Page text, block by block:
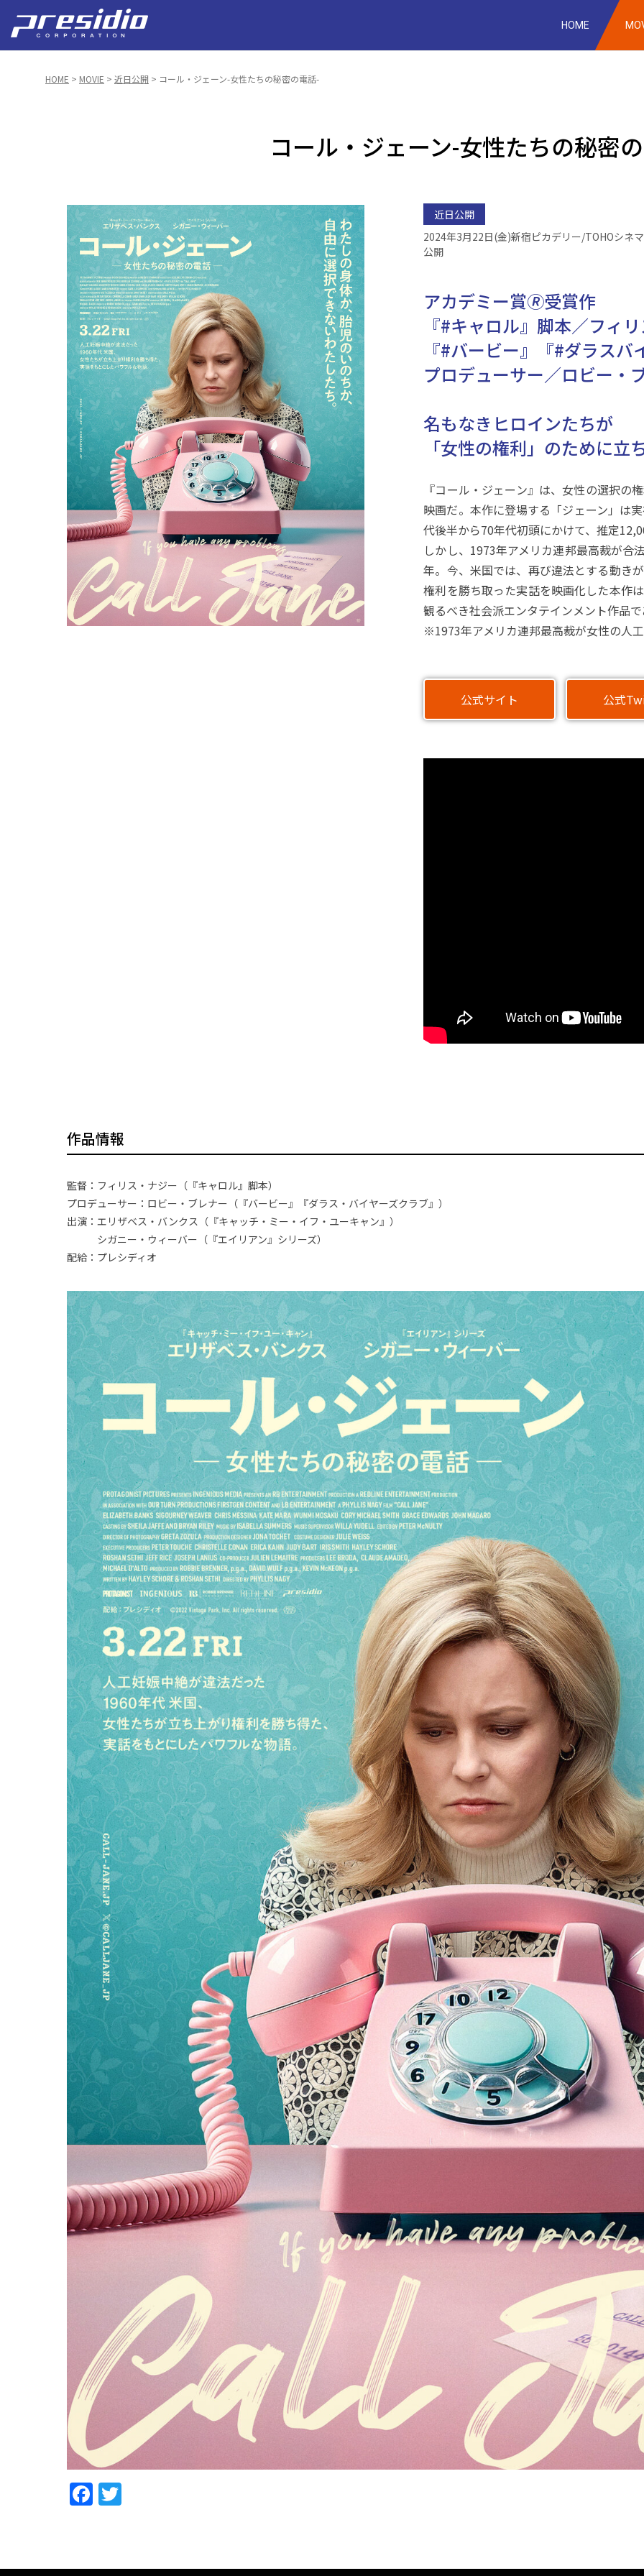
to
content
HOME
HOME > MOVIE > 近日公開 > コール・ジェーン-女性たちの秘密の電話-
コール・ジェーン-女性たちの秘密
近日公開
2024年3月22日(金)新宿ピカデリー/TOHOシネ
公開
アカデミー賞🄬受賞作
『#キャロル』脚本／フィ
『#バービー』『#ダラスバ
プロデューサー／ロビー・
名もなきヒロインたちが
「女性の権利」のために
『コール・ジェーン』は、女性の選択の
映画だ。本作に登場する「ジェーン」は
代後半から70年代初頭にかけて、推定
しかし、1973年アメリカ連邦最高裁が
年。今、米国では、再び違法とする動き
権利を勝ち取った実話を映画化した本作
観るべき社会派エンタテインメント作品
※1973年アメリカ連邦最高裁が女性の人
公式サイト 公式
作品情報
監督：フィリス・ナジー（『キャロル』脚本）
プロデューサー：ロビー・ブレナー（『バービー』『ダラス・バイヤーズクラブ』）
出演：エリザベス・バンクス（『キャッチ・ミー・イフ・ユーキャン』）
シガニー・ウィーバー（『エイリアン』シリーズ）
配給：プレシディオ
Facebook